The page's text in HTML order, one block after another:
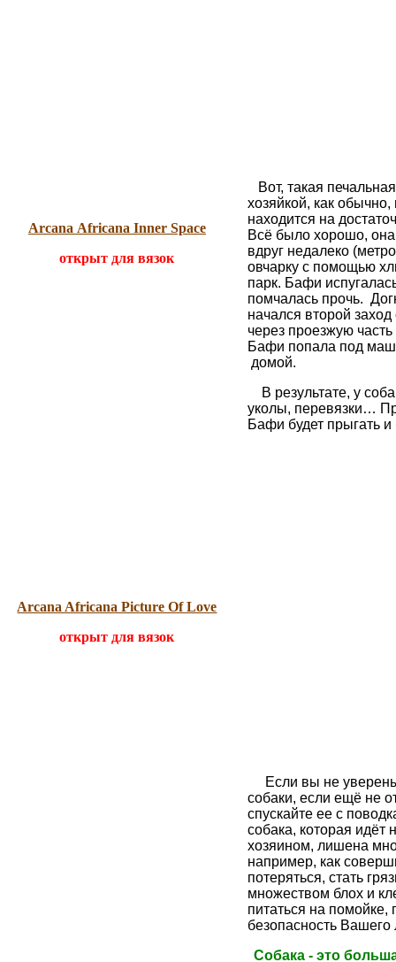
Arcana Africana Inner Space
открыт для вязок
Arcana Africana Picture Of Love
открыт для вязок
Вот, такая
хозяйкой, как
находится на
Всё было хорошо, она
вдруг недалеко
овчарку с помощью
парк. Бафи
помчалась прочь.
начался второй
через проезжую
Бафи попала под
домой.
В результате, у
уколы, перевязки…
Бафи будет прыгать и
Если вы не
собаки, если ещё не
спускайте ее с
собака, которая
хозяином, лишена
например, как
потеряться, стать
множеством блох и
питаться на помойке,
безопасность
Собака - это